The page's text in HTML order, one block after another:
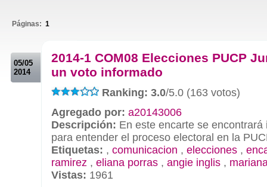
Páginas: 1
05/05
2014
2014-1 COM08 Elecciones PUCP
un voto informado
Ranking: 3.0/5.0 (163 votos)
Agregado por: a20143006
Descripción: En este encarte se
para entender el proceso electoral en la
Etiquetas: , comunicacion , elecciones ,
ramirez , eliana porras , angie inglis ,
Vistas: 1961